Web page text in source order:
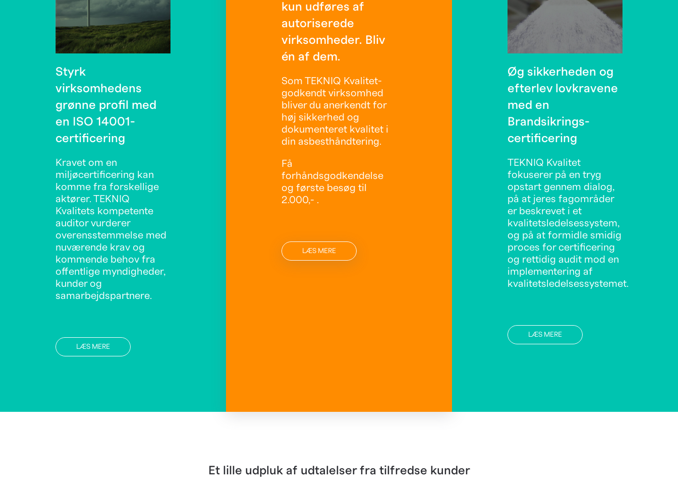
Styrk
virksomhedens
grønne profil med
en ISO 14001-
certificering
Kravet om en
miljøcertificering kan
komme fra forskellige
aktører. TEKNIQ
Kvalitets kompetente
auditor vurderer
overensstemmelse med
nuværende krav og
kommende behov fra
offentlige myndigheder,
kunder og
samarbejdspartnere.
LÆS MERE
kun udføres af
autoriserede
virksomheder. Bliv
én af dem.
Som TEKNIQ Kvalitet-
godkendt virksomhed
bliver du anerkendt for
høj sikkerhed og
dokumenteret kvalitet i
din asbesthåndtering.
Få
forhåndsgodkendelse
og første besøg til
2.000,- .
LÆS MERE
Øg sikkerheden og
efterlev lovkravene
med en
Brandsikrings-
certificering
TEKNIQ Kvalitet
fokuserer på en tryg
opstart gennem dialog,
på at jeres fagområder
er beskrevet i et
kvalitetsledelsessystem,
og på at formidle smidig
proces for certificering
og rettidig audit mod en
implementering af
kvalitetsledelsessystemet.
LÆS MERE
Et lille udpluk af udtalelser fra tilfredse kunder